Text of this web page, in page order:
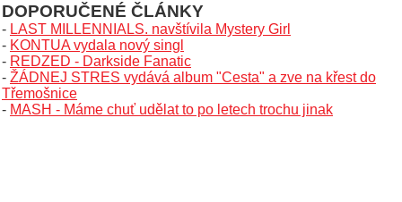
DOPORUČENÉ ČLÁNKY
- LAST MILLENNIALS. navštívila Mystery Girl
- KONTUA vydala nový singl
- REDZED - Darkside Fanatic
- ŽÁDNEJ STRES vydává album "Cesta" a zve na křest do
Třemošnice
- MASH - Máme chuť udělat to po letech trochu jinak